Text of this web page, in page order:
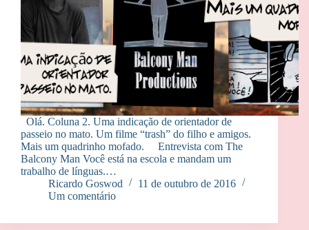
Olá. Coluna 2. Uma indicação de orientador de
passeio no mato. Um filme “trash” do filho e amigos.
Mais um quadrinho mofado. Entrevista com The
Balcony Man Você está na escola e mandam um
trabalho de línguas.…
Ricardo Goswod
11 de outubro de 2016
Um comentário